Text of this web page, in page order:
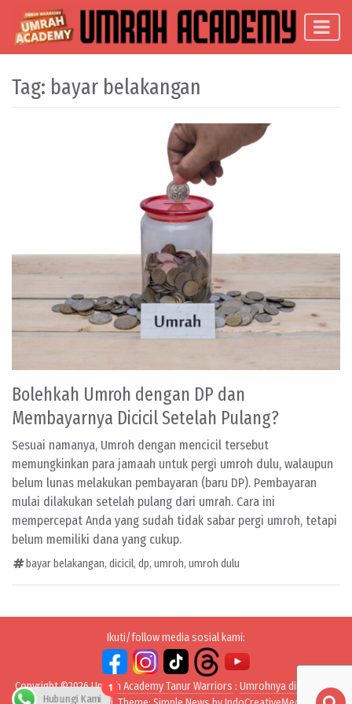
Skip to content
Main Navigation
Tag: bayar belakangan
Bolehkah Umroh dengan DP dan
Membayarnya Dicicil Setelah Pulang?
Sesuai namanya, Umroh dengan mencicil tersebut
memungkinkan para jamaah untuk pergi umroh dulu, walaupun
belum lunas melakukan pembayaran (baru DP). Pembayaran
mulai dilakukan setelah pulang dari umrah. Cara ini
mempercepat Anda yang sudah tidak sabar pergi umroh, tetapi
belum memiliki dana yang cukup.
bayar belakangan, dicicil, dp, umroh, umroh dulu
Ikuti/follow media sosial kami:
Copyright ©2026Umrah Academy Tanur Warriors : Umrohnya dibayarin –
1
Hubungi Kami